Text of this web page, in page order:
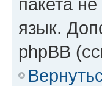
язык.
phpBB